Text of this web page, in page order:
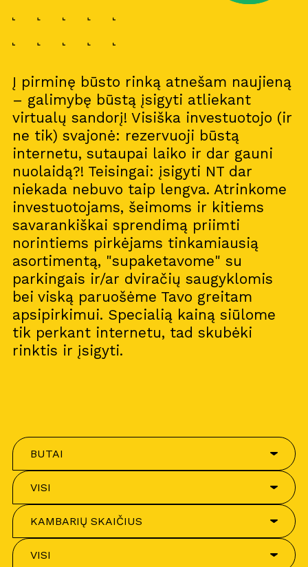
Į pirminę būsto rinką atnešam naujieną
– galimybę būstą įsigyti atliekant
virtualų sandorį! Visiška investuotojo (ir
ne tik) svajonė: rezervuoji būstą
internetu, sutaupai laiko ir dar gauni
nuolaidą?! Teisingai: įsigyti NT dar
niekada nebuvo taip lengva. Atrinkome
investuotojams, šeimoms ir kitiems
savarankiškai sprendimą priimti
norintiems pirkėjams tinkamiausią
asortimentą, "supaketavome" su
parkingais ir/ar dviračių saugyklomis
bei viską paruošėme Tavo greitam
apsipirkimui. Specialią kainą siūlome
tik perkant internetu, tad skubėki
rinktis ir įsigyti.
BUTAI
VISI
KAMBARIŲ SKAIČIUS
VISI